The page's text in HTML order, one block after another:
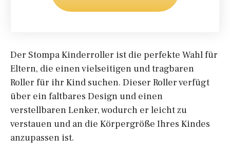
Der Stompa Kinderroller ist die perfekte Wahl für
Eltern, die einen vielseitigen und tragbaren
Roller für ihr Kind suchen. Dieser Roller verfügt
über ein faltbares Design und einen
verstellbaren Lenker, wodurch er leicht zu
verstauen und an die Körpergröße Ihres Kindes
anzupassen ist.